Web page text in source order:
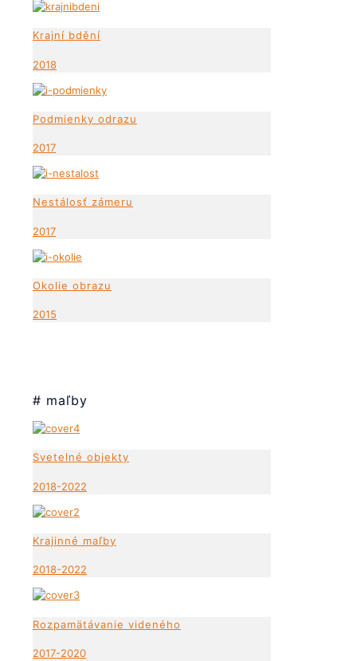
Krajní bdění
2018
Podmienky odrazu
2017
Nestálosť zámeru
2017
Okolie obrazu
2015
# maľby
Svetelné objekty
2018-2022
Krajinné maľby
2018-2022
Rozpamätávanie videného
2017-2020